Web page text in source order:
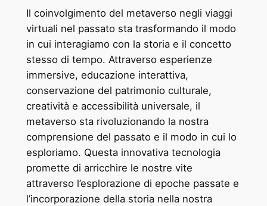
Il coinvolgimento del metaverso negli viaggi
virtuali nel passato sta trasformando il modo
in cui interagiamo con la storia e il concetto
stesso di tempo. Attraverso esperienze
immersive, educazione interattiva,
conservazione del patrimonio culturale,
creatività e accessibilità universale, il
metaverso sta rivoluzionando la nostra
comprensione del passato e il modo in cui lo
esploriamo. Questa innovativa tecnologia
promette di arricchire le nostre vite
attraverso l’esplorazione di epoche passate e
l’incorporazione della storia nella nostra